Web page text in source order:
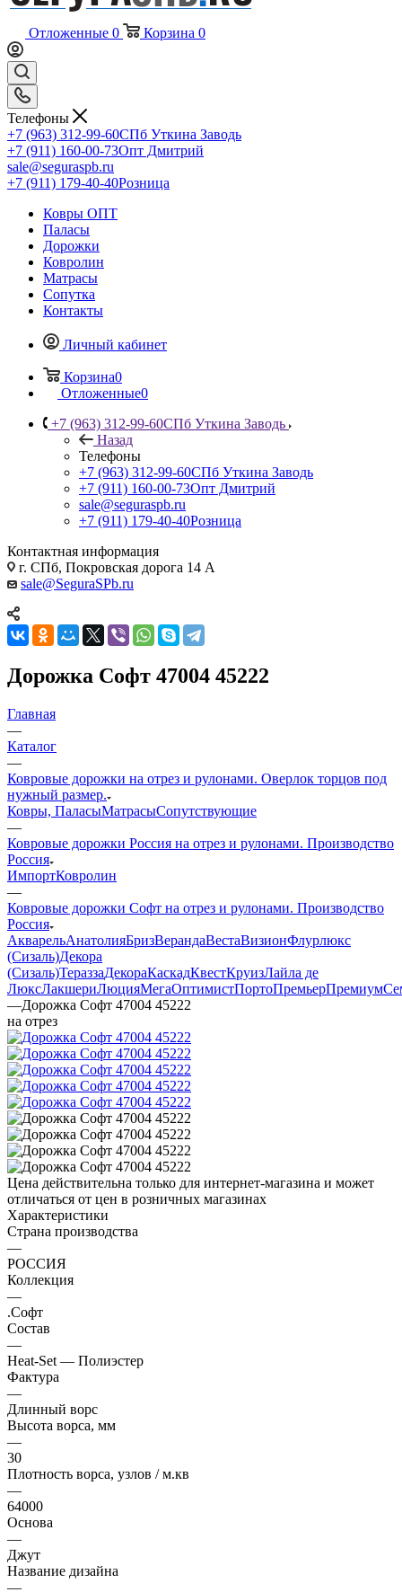
Отложенные 0 Корзина 0
Телефоны
+7 (963) 312-99-60СПб Уткина Заводь
+7 (911) 160-00-73Опт Дмитрий
sale@seguraspb.ru
+7 (911) 179-40-40Розница
Ковры ОПТ
Паласы
Дорожки
Ковролин
Матрасы
Сопутка
Контакты
Личный кабинет
Корзина0
Отложенные0
+7 (963) 312-99-60СПб Уткина Заводь
Назад
Телефоны
+7 (963) 312-99-60СПб Уткина Заводь
+7 (911) 160-00-73Опт Дмитрий
sale@seguraspb.ru
+7 (911) 179-40-40Розница
Контактная информация
г. СПб, Покровская дорога 14 А
sale@SeguraSPb.ru
Дорожка Софт 47004 45222
Главная
—
Каталог
—
Ковровые дорожки на отрез и рулонами. Оверлок торцов под
нужный размер.
Ковры, ПаласыМатрасыСопутствующие
—
Ковровые дорожки Россия на отрез и рулонами. Производство
Россия
ИмпортКовролин
—
Ковровые дорожки Софт на отрез и рулонами. Производство
Россия
АкварельАнатолияБризВерандаВестаВизионФлурлюкс
(Сизаль)Декора
(Сизаль)ТераззаДекораКаскадКвестКруизЛайла де
ЛюксЛакшериЛюцияМегаОптимистПортоПремьерПремиум
—Дорожка Софт 47004 45222
на отрез
Цена действительна только для интернет-магазина и может
отличаться от цен в розничных магазинах
Характеристики
Страна производства
—
РОССИЯ
Коллекция
—
.Софт
Состав
—
Heat-Set — Полиэстер
Фактура
—
Длинный ворс
Высота ворса, мм
—
30
Плотность ворса, узлов / м.кв
—
64000
Основа
—
Джут
Название дизайна
—